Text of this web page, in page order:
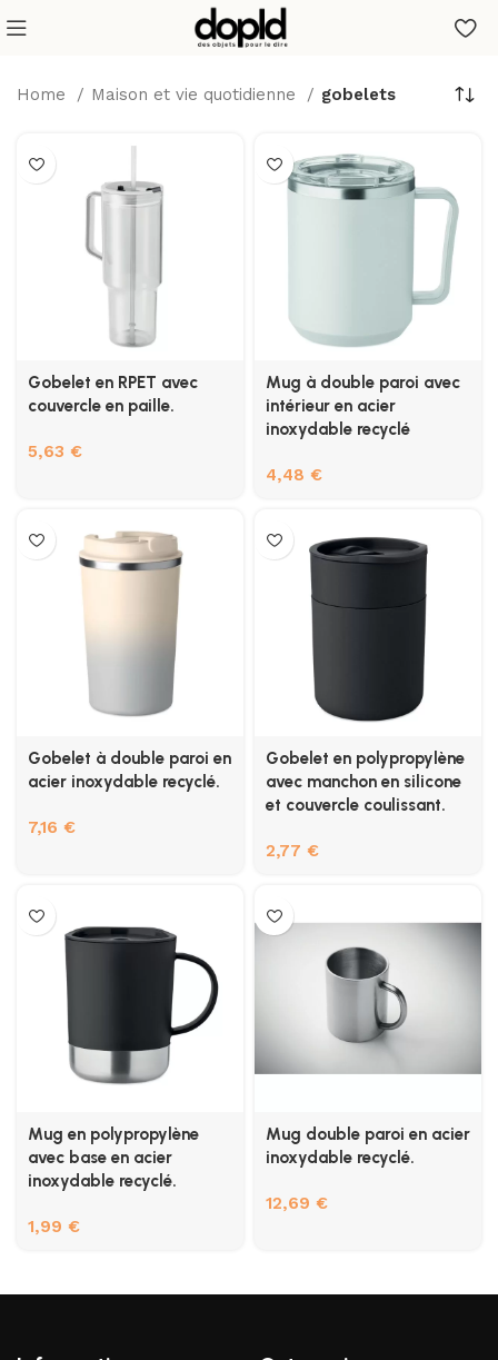
Home Maison et vie quotidienne gobelets
Gobelet en RPET avec
couvercle en paille.
5,63 €
Mug à double paroi avec
intérieur en acier
inoxydable recyclé
4,48 €
Gobelet à double paroi en
acier inoxydable recyclé.
7,16 €
Gobelet en polypropylène
avec manchon en silicone
et couvercle coulissant.
2,77 €
Mug en polypropylène
avec base en acier
inoxydable recyclé.
1,99 €
Mug double paroi en acier
inoxydable recyclé.
12,69 €